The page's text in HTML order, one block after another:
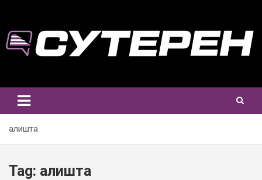
content
алишта
Tag: алишта